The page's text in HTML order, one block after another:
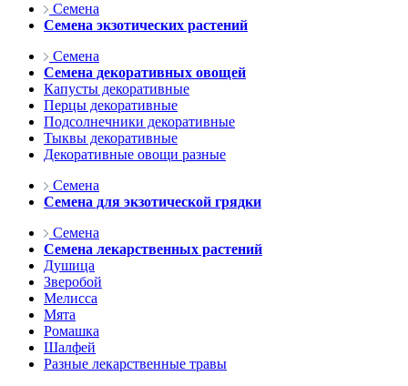
Семена
Семена экзотических растений
Семена
Семена декоративных овощей
Капусты декоративные
Перцы декоративные
Подсолнечники декоративные
Тыквы декоративные
Декоративные овощи разные
Семена
Семена для экзотической грядки
Семена
Семена лекарственных растений
Душица
Зверобой
Мелисса
Мята
Ромашка
Шалфей
Разные лекарственные травы